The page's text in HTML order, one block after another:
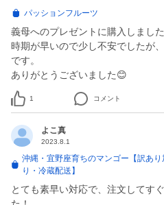
パッションフルーツ
義母へのプレゼントに購入しました
時期が早いので少し不安でしたが
です。
ありがとうございました😊
1 コメント
よこ真
2023.8.1
沖縄・宜野座育ちのマンゴー【訳あ
り・冷蔵配送】
とても素早い対応で、注文してす